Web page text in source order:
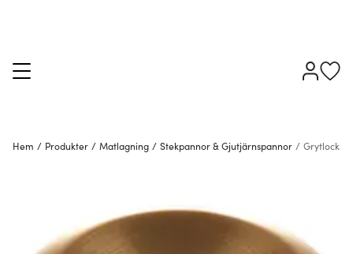
Hem / Produkter / Matlagning / Stekpannor & Gjutjärnspannor / Grytlock &